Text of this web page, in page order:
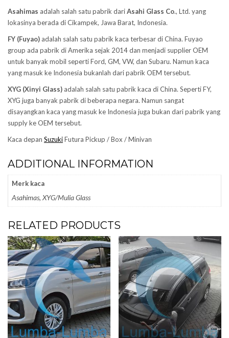
Asahimas adalah salah satu pabrik dariAsahi Glass Co., Ltd. yang
lokasinya berada di Cikampek, Jawa Barat, Indonesia.
FY (Fuyao) adalah salah satu pabrik kaca terbesar di China. Fuyao
group ada pabrik di Amerika sejak 2014 dan menjadi supplier OEM
untuk banyak mobil seperti Ford, GM, VW, dan Subaru. Namun kaca
yang masuk ke Indonesia bukanlah dari pabrik OEM tersebut.
XYG (Xinyi Glass) adalah salah satu pabrik kaca di China. Seperti FY,
XYG juga banyak pabrik di beberapa negara. Namun sangat
disayangkan kaca yang masuk ke Indonesia juga bukan dari pabrik yang
supply ke OEM tersebut.
Kaca depan SuzukiFutura Pickup / Box / Minivan
ADDITIONAL INFORMATION
Merk kaca
Asahimas, XYG/Mulia Glass
RELATED PRODUCTS